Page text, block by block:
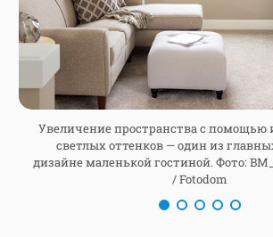
Увеличение пространства с помощью
светлых оттенков — один из
дизайне маленькой гостиной. Фото:
/ Fotodom